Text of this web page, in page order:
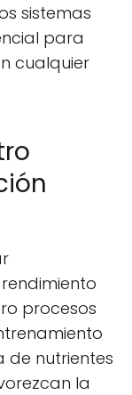
sistemas
para
cualquier
procesos
de nutrientes
la